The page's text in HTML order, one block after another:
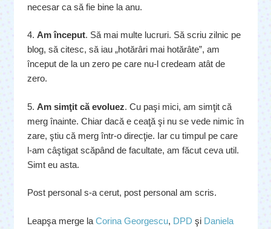
necesar ca să fie bine la anu.
4. Am început. Să mai multe lucruri. Să scriu zilnic pe
blog, să citesc, să iau „hotărâri mai hotărâte”, am
început de la un zero pe care nu-l credeam atât de
zero.
5. Am simţit că evoluez. Cu paşi mici, am simţit că
merg înainte. Chiar dacă e ceaţă şi nu se vede nimic în
zare, ştiu că merg într-o direcţie. Iar cu timpul pe care
l-am câştigat scăpând de facultate, am făcut ceva util.
Simt eu asta.
Post personal s-a cerut, post personal am scris.
Leapşa merge la Corina Georgescu, DPD şi Daniela